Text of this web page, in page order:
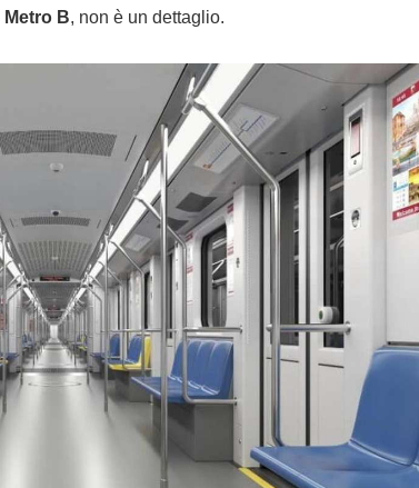
Metro B, non è un dettaglio.